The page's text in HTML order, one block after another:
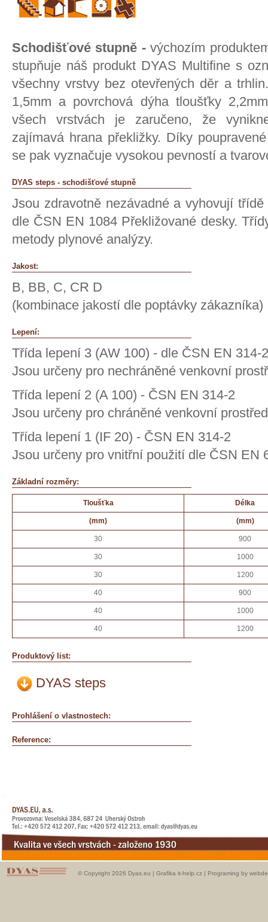
Schodišťové stupně -výchozím
stupňuje náš produkt DYAS Multifine s
všechny vrstvy bez otevřených děr a
1,5mm a povrchová dýha tloušťky
všech vrstvách je zaručeno, že
zajímavá hrana překližky. Díky
se pak vyznačuje vysokou pevností a
DYAS steps - schodišťové stupně
Jsou zdravotně nezávadné a vyhovují
dle ČSN EN 1084 Překližované desky.
metody plynové analýzy.
Jakost:
B, BB, C, CR D
(kombinace jakostí dle poptávky zákazníka)
Lepení:
Třída lepení 3 (AW 100) - dle ČSN EN 314-2
Jsou určeny pro nechráněné venkovní
Třída lepení 2 (A 100) - ČSN EN 314-2
Jsou určeny pro chráněné venkovní
Třída lepení 1 (IF 20) - ČSN EN 314-2
Jsou určeny pro vnitřní použití dle ČSN EN
Základní rozměry:
Tloušťka Délka
(mm) (mm)
30 900
30 1000
30 1200
40 900
40 1000
40 1200
Produktový list:
DYAS steps
Prohlášení o vlastnostech:
Reference:
© Copyright 2026 Dyas.eu | Grafika it-help.cz | Programing by